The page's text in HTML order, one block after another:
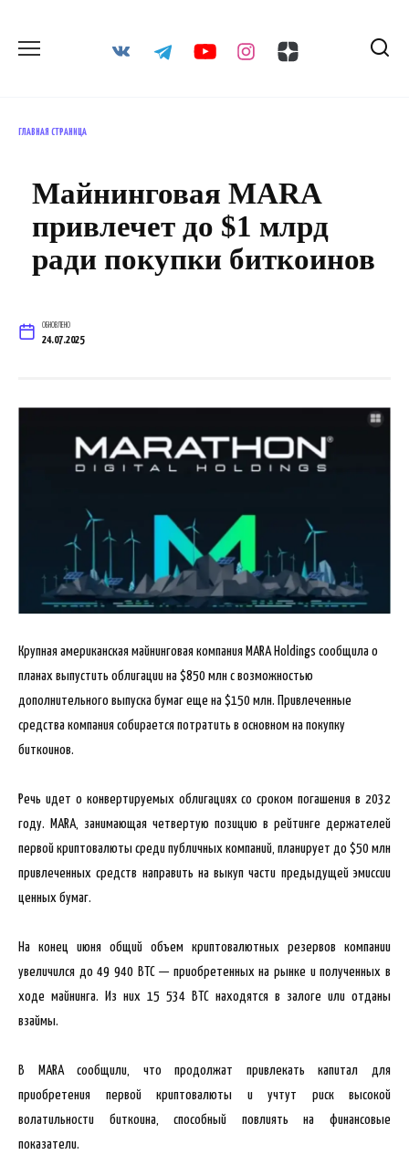
содержанию
ГЛАВНАЯ СТРАНИЦА
Майнинговая MARA
привлечет до $1 млрд
ради покупки биткоинов
ОБНОВЛЕНО
24.07.2025
Крупная американская майнинговая компания MARA Holdings сообщила о
планах выпустить облигации на $850 млн с возможностью
дополнительного выпуска бумаг еще на $150 млн. Привлеченные
средства компания собирается потратить в основном на покупку
биткоинов.
Речь идет о конвертируемых облигациях со сроком погашения в 2032
году. MARA, занимающая четвертую позицию в рейтинге держателей
первой криптовалюты среди публичных компаний, планирует до $50 млн
привлеченных средств направить на выкуп части предыдущей эмиссии
ценных бумаг.
На конец июня общий объем криптовалютных резервов компании
увеличился до 49 940 BTC — приобретенных на рынке и полученных в
ходе майнинга. Из них 15 534 BTC находятся в залоге или отданы
взаймы.
В MARA сообщили, что продолжат привлекать капитал для
приобретения первой криптовалюты и учтут риск высокой
волатильности биткоина, способный повлиять на финансовые
показатели.